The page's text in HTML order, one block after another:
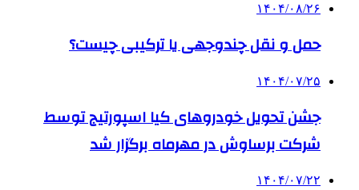
۱۴۰۴/۰۸/۲۶
حمل و نقل چندوجهی یا ترکیبی چیست؟
۱۴۰۴/۰۷/۲۵
جشن تحویل خودروهای کیا اسپورتیج توسط
شرکت برساوش در مهرماه برگزار شد
۱۴۰۴/۰۷/۲۲